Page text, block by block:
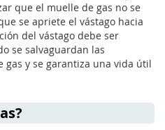
que el muelle de gas no se
se apriete el vástago hacia
del vástago debe ser
se salvaguardan las
y se garantiza una vida útil